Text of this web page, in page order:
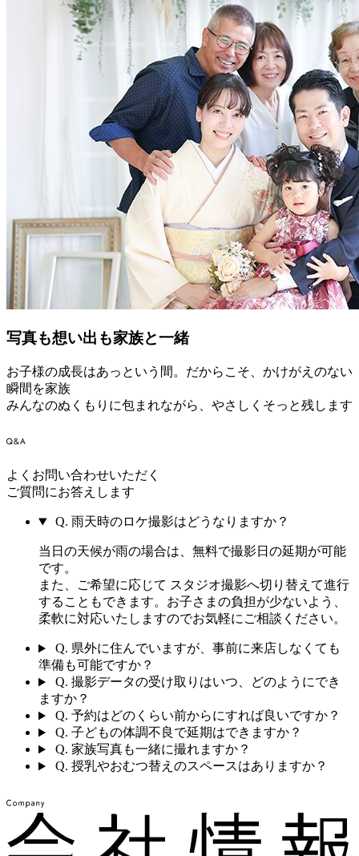
写真も想い出も家族と一緒
お子様の成長はあっという間。だからこそ、かけがえのない
瞬間を家族
みんなのぬくもりに包まれながら、やさしくそっと残します
よくお問い合わせいただく
ご質問にお答えします
Q. 雨天時のロケ撮影はどうなりますか？
当日の天候が雨の場合は、無料で撮影日の延期が可能
です。
また、ご希望に応じて スタジオ撮影へ切り替えて進行
することもできます。お子さまの負担が少ないよう、
柔軟に対応いたしますのでお気軽にご相談ください。
Q. 県外に住んでいますが、事前に来店しなくても
準備も可能ですか？
Q. 撮影データの受け取りはいつ、どのようにでき
ますか？
Q. 予約はどのくらい前からにすれば良いですか？
Q. 子どもの体調不良で延期はできますか？
Q. 家族写真も一緒に撮れますか？
Q. 授乳やおむつ替えのスペースはありますか？